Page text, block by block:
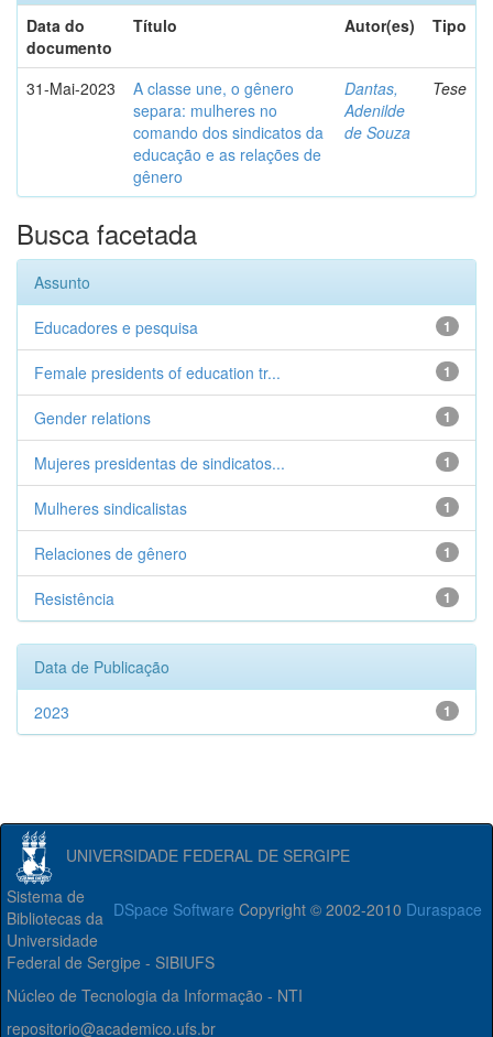
Data do
documento
Título Autor(es) Tipo
31-Mai-2023
A classe une, o gênero
separa: mulheres no
comando dos sindicatos da
educação e as relações de
gênero
Dantas,
Adenilde
de Souza
Tese
Busca facetada
Assunto
1
Educadores e pesquisa
1
Female presidents of education tr...
1
Gender relations
1
Mujeres presidentas de sindicatos...
1
Mulheres sindicalistas
1
Relaciones de gênero
1
Resistência
Data de Publicação
1
2023
UNIVERSIDADE FEDERAL DE SERGIPE
DSpace Software Copyright © 2002-2010 Duraspace
Sistema de
Bibliotecas da
Universidade
Federal de Sergipe - SIBIUFS
Núcleo de Tecnologia da Informação - NTI
repositorio@academico.ufs.br